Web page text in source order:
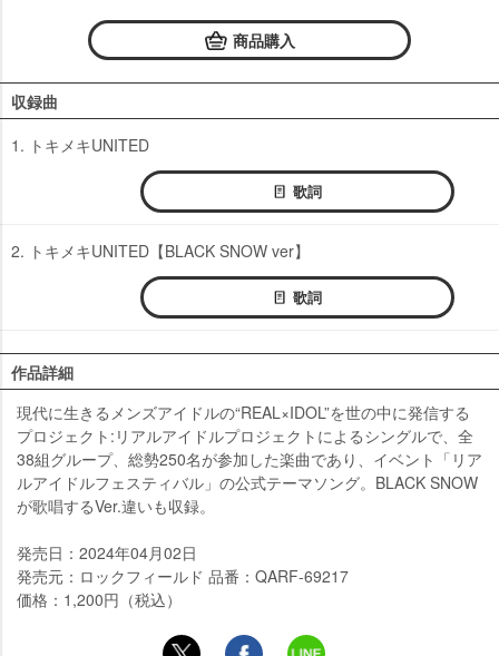
商品購入
収録曲
1. トキメキUNITED
歌詞
2. トキメキUNITED【BLACK SNOW ver】
歌詞
作品詳細
現代に生きるメンズアイドルの“REAL×IDOL”を世の中に発信する
プロジェクト:リアルアイドルプロジェクトによるシングルで、全
38組グループ、総勢250名が参加した楽曲であり、イベント「リア
ルアイドルフェスティバル」の公式テーマソング。BLACK SNOW
が歌唱するVer.違いも収録。
発売日：2024年04月02日
発売元：ロックフィールド 品番：QARF-69217
価格：1,200円（税込）